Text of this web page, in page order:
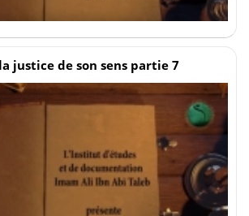
justice de son sens partie 7